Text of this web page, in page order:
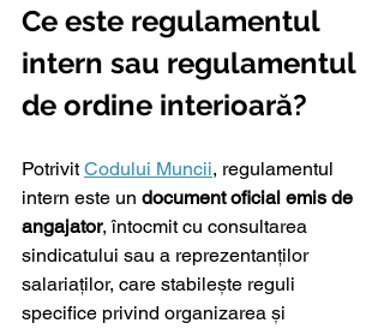
Ce este regulamentul
intern sau regulamentul
de ordine interioară?
Potrivit Codului Muncii, regulamentul
intern este un document oficial emis de
angajator, întocmit cu consultarea
sindicatului sau a reprezentanților
salariaților, care stabilește reguli
specifice privind organizarea și